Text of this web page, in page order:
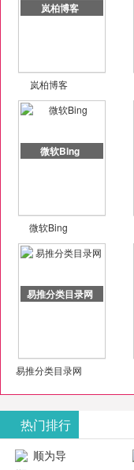
岚柏博客
岚柏博客
微软Bing
微软Bing
易推分类目录网
易推分类目录网
热门排行
顺为导